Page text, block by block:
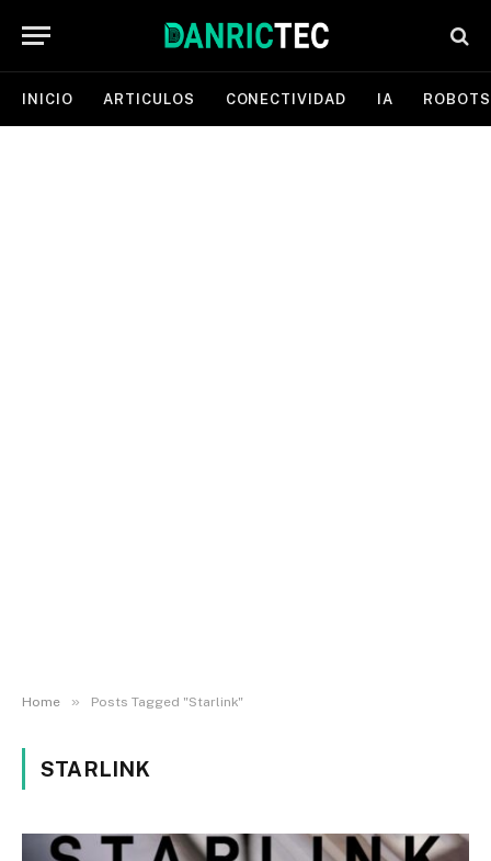
INICIO ARTICULOS CONECTIVIDAD IA ROBOTS
Home » Posts Tagged "Starlink"
STARLINK